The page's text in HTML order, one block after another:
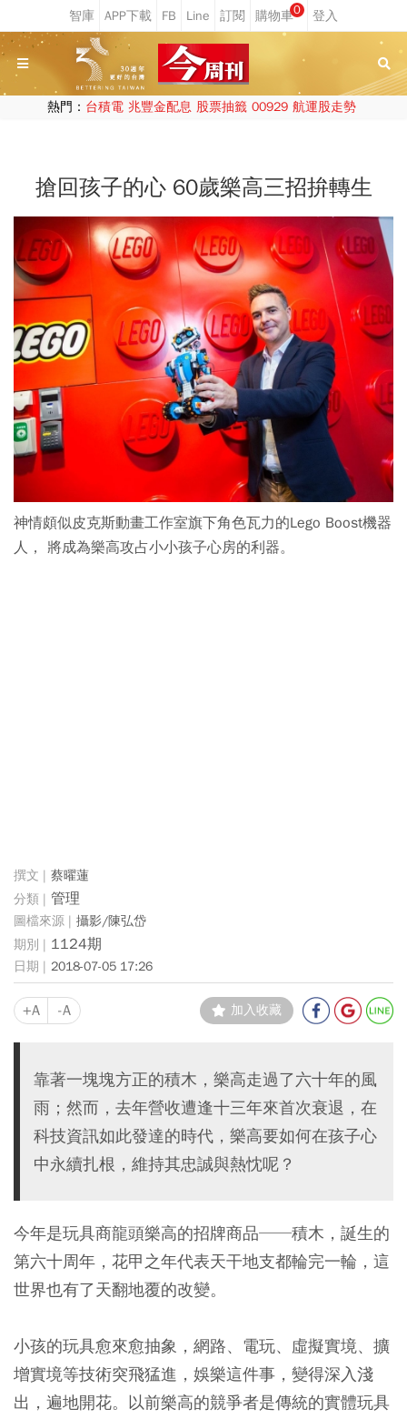
0
熱門： 台積電 兆豐金配息 股票抽籤 00929 航運股走勢
搶回孩子的心 60歲樂高三招拚轉生
神情頗似皮克斯動畫工作室旗下角色瓦力的Lego Boost機器
人， 將成為樂高攻占小小孩子心房的利器。
蔡曜蓮
管理
攝影/陳弘岱
1124期
2018-07-05 17:26
+A -A 加入收藏
靠著一塊塊方正的積木，樂高走過了六十年的風
雨；然而，去年營收遭逢十三年來首次衰退，在
科技資訊如此發達的時代，樂高要如何在孩子心
中永續扎根，維持其忠誠與熱忱呢？
今年是玩具商龍頭樂高的招牌商品──積木，誕生的
第六十周年，花甲之年代表天干地支都輪完一輪，這
世界也有了天翻地覆的改變。
小孩的玩具愈來愈抽象，網路、電玩、虛擬實境、擴
增實境等技術突飛猛進，娛樂這件事，變得深入淺
出，遍地開花。以前樂高的競爭者是傳統的實體玩具